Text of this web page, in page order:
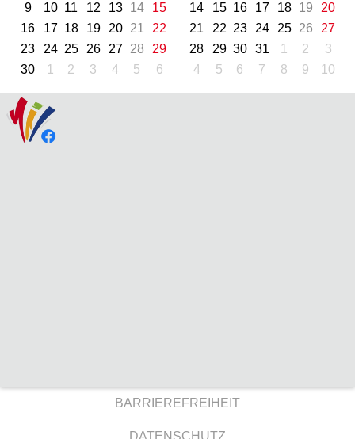
9
10 11 12 13 14
15
16
17 18 19 20 21
22
23
24 25 26 27 28
29
30
1 2 3 4 5 6
14
15 16 17 18 19
20
21
22 23 24 25 26
27
28
29 30 31 1 2
3
4
5 6 7 8 9 10
BARRIEREFREIHEIT
DATENSCHUTZ